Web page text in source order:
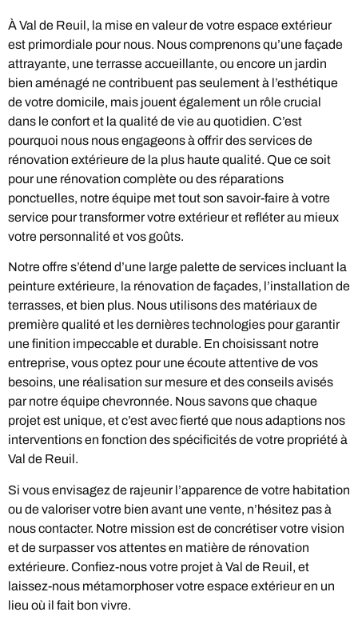
À Val de Reuil, la mise en valeur de votre espace extérieur
est primordiale pour nous. Nous comprenons qu’une façade
attrayante, une terrasse accueillante, ou encore un jardin
bien aménagé ne contribuent pas seulement à l’esthétique
de votre domicile, mais jouent également un rôle crucial
dans le confort et la qualité de vie au quotidien. C’est
pourquoi nous nous engageons à offrir des services de
rénovation extérieure de la plus haute qualité. Que ce soit
pour une rénovation complète ou des réparations
ponctuelles, notre équipe met tout son savoir-faire à votre
service pour transformer votre extérieur et refléter au mieux
votre personnalité et vos goûts.
Notre offre s’étend d’une large palette de services incluant la
peinture extérieure, la rénovation de façades, l’installation de
terrasses, et bien plus. Nous utilisons des matériaux de
première qualité et les dernières technologies pour garantir
une finition impeccable et durable. En choisissant notre
entreprise, vous optez pour une écoute attentive de vos
besoins, une réalisation sur mesure et des conseils avisés
par notre équipe chevronnée. Nous savons que chaque
projet est unique, et c’est avec fierté que nous adaptions nos
interventions en fonction des spécificités de votre propriété à
Val de Reuil.
Si vous envisagez de rajeunir l’apparence de votre habitation
ou de valoriser votre bien avant une vente, n’hésitez pas à
nous contacter. Notre mission est de concrétiser votre vision
et de surpasser vos attentes en matière de rénovation
extérieure. Confiez-nous votre projet à Val de Reuil, et
laissez-nous métamorphoser votre espace extérieur en un
lieu où il fait bon vivre.